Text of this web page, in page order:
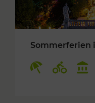
Sommerferien